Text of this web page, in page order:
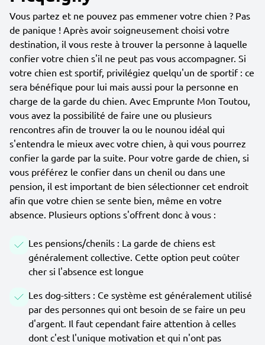
Vous partez et ne pouvez pas emmener votre chien ? Pas
de panique ! Après avoir soigneusement choisi votre
destination, il vous reste à trouver la personne à laquelle
confier votre chien s'il ne peut pas vous accompagner. Si
votre chien est sportif, privilégiez quelqu'un de sportif : ce
sera bénéfique pour lui mais aussi pour la personne en
charge de la garde du chien. Avec Emprunte Mon Toutou,
vous avez la possibilité de faire une ou plusieurs
rencontres afin de trouver la ou le nounou idéal qui
s'entendra le mieux avec votre chien, à qui vous pourrez
confier la garde par la suite. Pour votre garde de chien, si
vous préférez le confier dans un chenil ou dans une
pension, il est important de bien sélectionner cet endroit
afin que votre chien se sente bien, même en votre
absence. Plusieurs options s'offrent donc à vous :
Les pensions/chenils : La garde de chiens est
généralement collective. Cette option peut coûter
cher si l'absence est longue
Les dog-sitters : Ce système est généralement utilisé
par des personnes qui ont besoin de se faire un peu
d'argent. Il faut cependant faire attention à celles
dont c'est l'unique motivation et qui n'ont pas